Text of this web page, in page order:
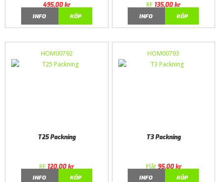
495,00kr
INFO
KÖP
RF 135,00kr
INFO
KÖP
HOM00792
T25 Packning
RF 120,00kr
INFO
KÖP
HOM00793
T3 Packning
Plåt 95,00kr
INFO
KÖP